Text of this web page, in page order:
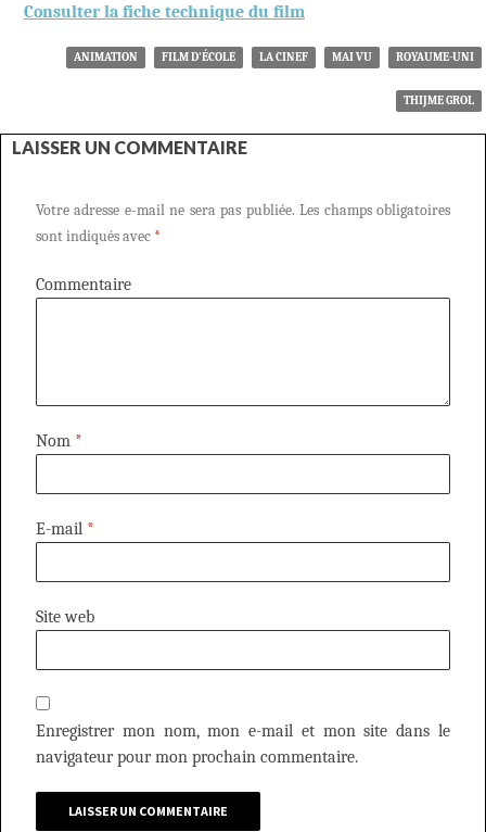
Consulter la fiche technique du film
ANIMATION FILM D'ÉCOLE LA CINEF MAI VU ROYAUME-UNI
THIJME GROL
LAISSER UN COMMENTAIRE
Votre adresse e-mail ne sera pas publiée. Les champs obligatoires
sont indiqués avec *
Commentaire
Nom *
E-mail *
Site web
Enregistrer mon nom, mon e-mail et mon site dans le
navigateur pour mon prochain commentaire.